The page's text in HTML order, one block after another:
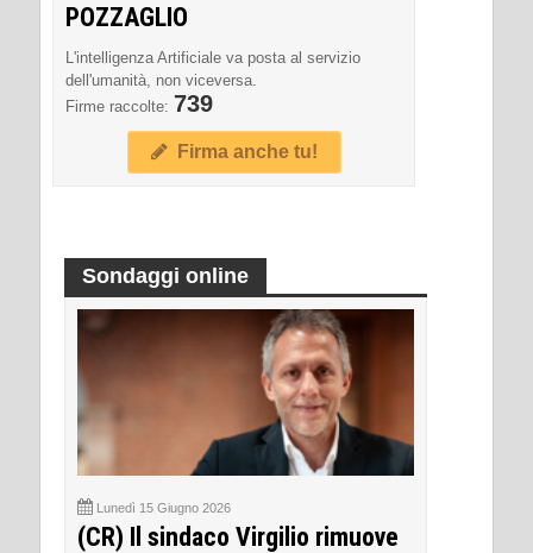
POZZAGLIO
L'intelligenza Artificiale va posta al servizio
dell'umanità, non viceversa.
Firme raccolte: 739
Firma anche tu!
Sondaggi online
Lunedì 15 Giugno 2026
(CR) Il sindaco Virgilio rimuove